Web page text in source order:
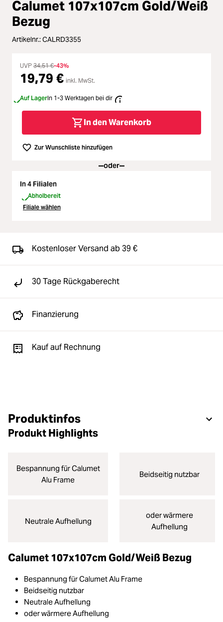
Licht & Studio
Ferngläser
Second Hand
SALE
Calumet 107x107cm Gold/Weiß
Bezug
Artikelnr.:CALRD3355
UVP 34,51 €-43%
19,79 € inkl. MwSt.
Auf LagerIn 1-3 Werktagen bei dir
In den Warenkorb
Zur Wunschliste hinzufügen
oder
In 4 Filialen
Abholbereit
Filiale wählen
Kostenloser Versand ab 39 €
30 Tage Rückgaberecht
Finanzierung
Kauf auf Rechnung
Produktinfos
Produkt Highlights
Bespannung für Calumet
Alu Frame
Beidseitig nutzbar
Neutrale Aufhellung
oder wärmere
Aufhellung
Calumet 107x107cm Gold/Weiß Bezug
Bespannung für Calumet Alu Frame
Beidseitig nutzbar
Neutrale Aufhellung
oder wärmere Aufhellung